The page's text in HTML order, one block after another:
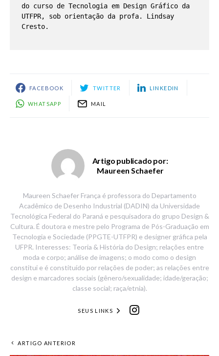
do curso de Tecnologia em Design Gráfico da
UTFPR, sob orientação da profa. Lindsay
Cresto.
FACEBOOK TWITTER LINKEDIN
WHATSAPP MAIL
Artigo publicado por:
Maureen Schaefer
Maureen Schaefer França é professora do Departamento
Acadêmico de Desenho Industrial (DADIN) da Universidade
Tecnológica Federal do Paraná e pesquisadora do grupo Design &
Cultura. É doutora e mestre pelo Programa de Pós-Graduação em
Tecnologia e Sociedade (PPGTE-UTFPR) e designer gráfica pela
UFPR. Interesses: Teoria & História do Design; relações entre
moda e corpo; análise de imagens; o modo como o design
constitui e é constituído por relações de poder; as relações entre
design e marcadores sociais (gênero/sexualidade; idade/geração;
classe social; raça/etnia).
SEUS LINKS
ARTIGO ANTERIOR